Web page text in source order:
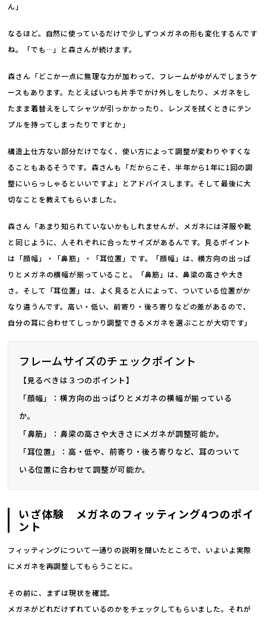
ん」
なるほど。自然に使っているだけで少しずつメガネの形も変化するんです
ね。「でも…」と森さんが続けます。
森さん「どこか一点に無理な力が加わって、フレームがゆがんでしまうケ
ースもあります。たとえばいつも片手でかけ外しをしたり、メガネをし
たまま着替えをしてシャツが引っかかったり、レンズを拭くときにテン
プルを持ってしまったりですとか――」
構造上仕方ない部分だけでなく、使い方によって調整が変わりやすくな
ることもあるそうです。森さんも「だからこそ、半年から1年に1回の調
整にいらっしゃるといいですよ」とアドバイスします。そして最後に大
切なことを教えてもらいました。
森さん「あまり知られていないかもしれませんが、メガネには洋服や靴
と同じように、人それぞれに合ったサイズがあるんです。見るポイント
は「顔幅」・「鼻筋」・「耳位置」です。「顔幅」は、横方向の出っぱ
りとメガネの横幅が揃っていること。「鼻筋」は、鼻梁の高さや大き
さ。そして「耳位置」は、よく見ると人によって、ついている位置がか
なり違うんです。高い・低い、前寄り・後ろ寄りなどの差があるので、
自分の耳に合わせてしっかり調整できるメガネを選ぶことが大切です」
フレームサイズのチェックポイント
【見るべきは３つのポイント】
「顔幅」：横方向の出っぱりとメガネの横幅が揃っている
か。
「鼻筋」：鼻梁の高さや大きさにメガネが調整可能か。
「耳位置」：高・低や、前寄り・後ろ寄りなど、耳のついて
いる位置に合わせて調整が可能か。
いざ体験 メガネのフィッティング4つのポイ
ント
フィッティングについて一通りの説明を聞いたところで、いよいよ実際
にメガネを再調整してもらうことに。
その前に、まずは現状を確認。
メガネがどれだけずれているのかをチェックしてもらいました。それが